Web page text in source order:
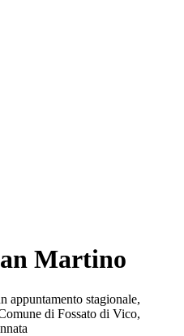
Martino
appuntamento stagionale,
di Fossato di Vico,